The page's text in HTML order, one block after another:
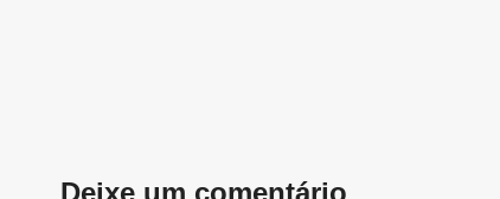
Deixe um comentário